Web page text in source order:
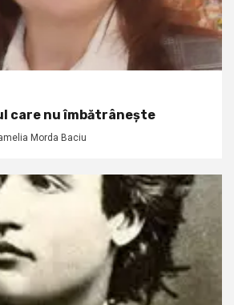
care nu îmbătrânește
Morda Baciu